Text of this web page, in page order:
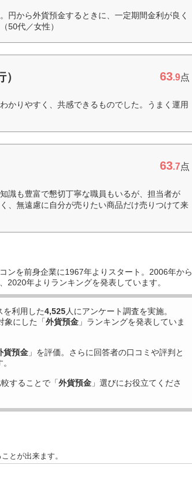
円から外貨預金するときに、一定期間金利が良く
50代／女性）
63.9点
かりやすく、共感できるものでした。うまく運用
63.7点
識も豊富で懇切丁寧な職員もいるが、担当者が
、無遠慮に自分が売りたい商品だけ売りつけて来
ンを前身企業に1967年よりスタート。2006年から
2020年よりランキングを発表しています。
を利用した4,525人にアンケート調査を実施。
象にした「外貨預金 」ランキングを発表していま
貨預金 」を評価。さらに回答者の口コミや評判と
することで「外貨預金 」選びにお役立てくださ
とが出来ます。